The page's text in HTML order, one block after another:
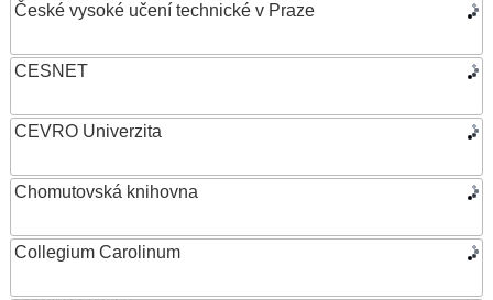
České vysoké učení technické v Praze
CESNET
CEVRO Univerzita
Chomutovská knihovna
Collegium Carolinum